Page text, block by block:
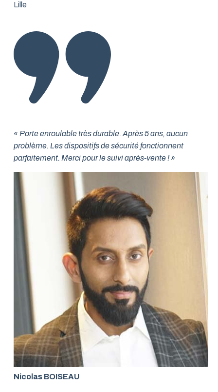
Lille
« Porte enroulable très durable. Après 5 ans, aucun
problème. Les dispositifs de sécurité fonctionnent
parfaitement. Merci pour le suivi après-vente ! »
Nicolas BOISEAU